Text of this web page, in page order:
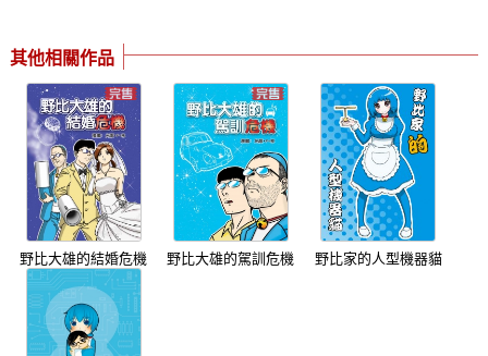
其他相關作品
野比大雄的結婚危機 野比大雄的駕訓危機 野比家的人型機器貓